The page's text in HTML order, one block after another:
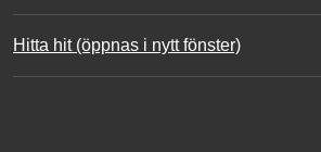
Hitta hit (öppnas i nytt fönster)